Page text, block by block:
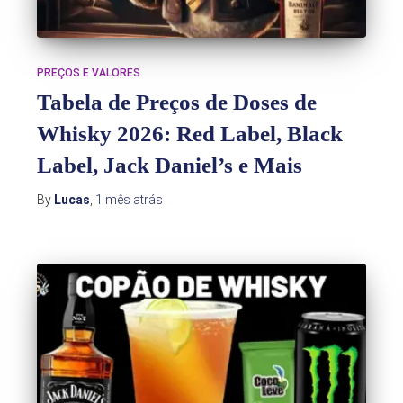
PREÇOS E VALORES
Tabela de Preços de Doses de
Whisky 2026: Red Label, Black
Label, Jack Daniel’s e Mais
By Lucas 1 mês atrás